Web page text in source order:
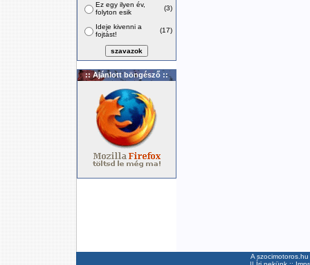
Ez egy ilyen év,
folyton esik
(3)
Ideje kivenni a
fojtást!
(17)
:: Ajánlott böngésző ::
A